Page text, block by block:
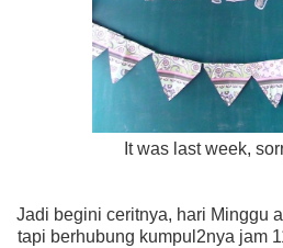
It was last week,
Jadi begini ceritnya, hari Minggu
tapi berhubung kumpul2nya jam